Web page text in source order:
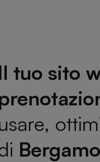
tuo sito
Bergamo